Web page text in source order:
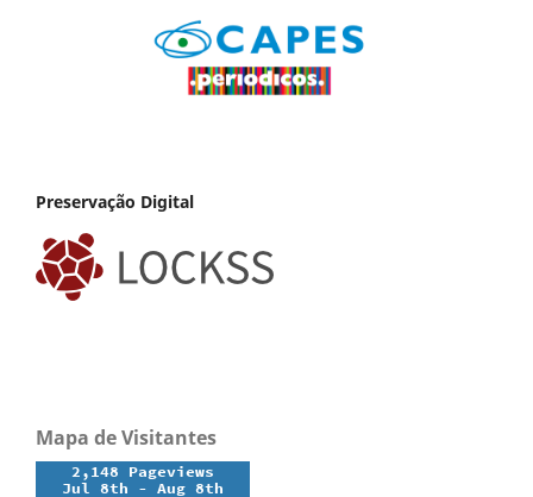
Preservação Digital
Mapa de Visitantes